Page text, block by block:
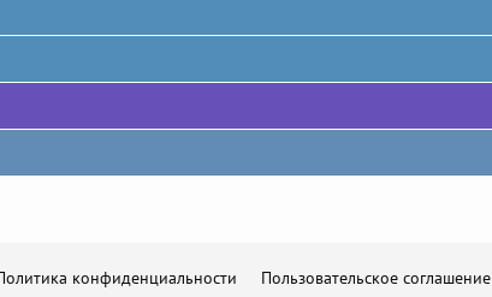
конфиденциальности Пользовательское соглашение